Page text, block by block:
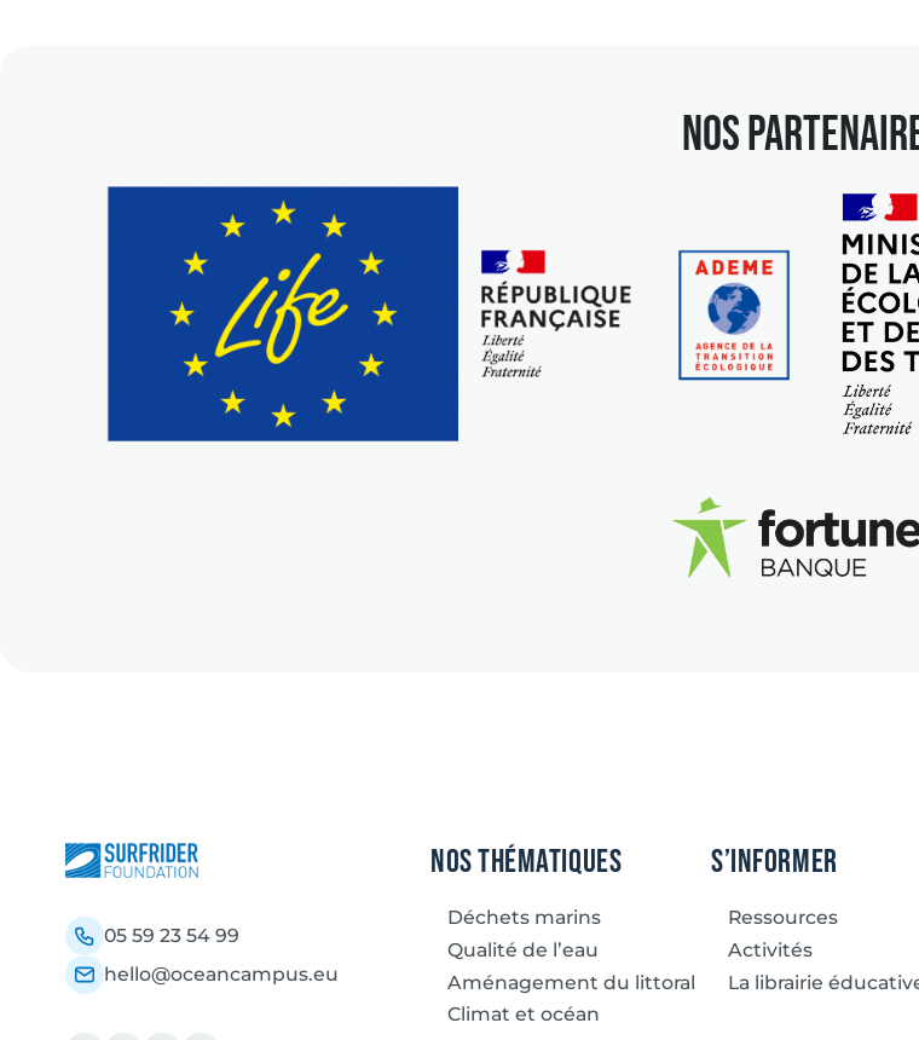
NOS
05 59 23 54 99
hello@oceancampus.eu
Nos thématiques
Déchets marins
Qualité de l’eau
Aménagement du littoral
Climat et océan
S’informer
Ressources
Activités
La librairie